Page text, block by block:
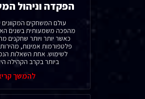
הפקדה וניהול
עולם המשחקים
מהפכה משמעותית בשנים
כאשר יותר ויותר שחקנים
פלטפורמות אמינות, מהירות
לשימוש. אחת השאלות
ביותר בקרב הקהילה
להמשך